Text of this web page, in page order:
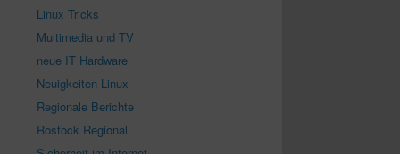
Linux Tricks
Multimedia und TV
neue IT Hardware
Neuigkeiten Linux
Regionale Berichte
Rostock Regional